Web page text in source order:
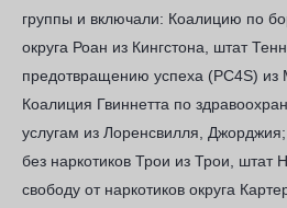
группы и включали: Коалицию по
округа Роан из Кингстона, штат
предотвращению успеха (PC4S)
Коалиция Гвиннетта по
услугам из Лоренсвилля,
без наркотиков Трои из Трои, штат
свободу от наркотиков округа